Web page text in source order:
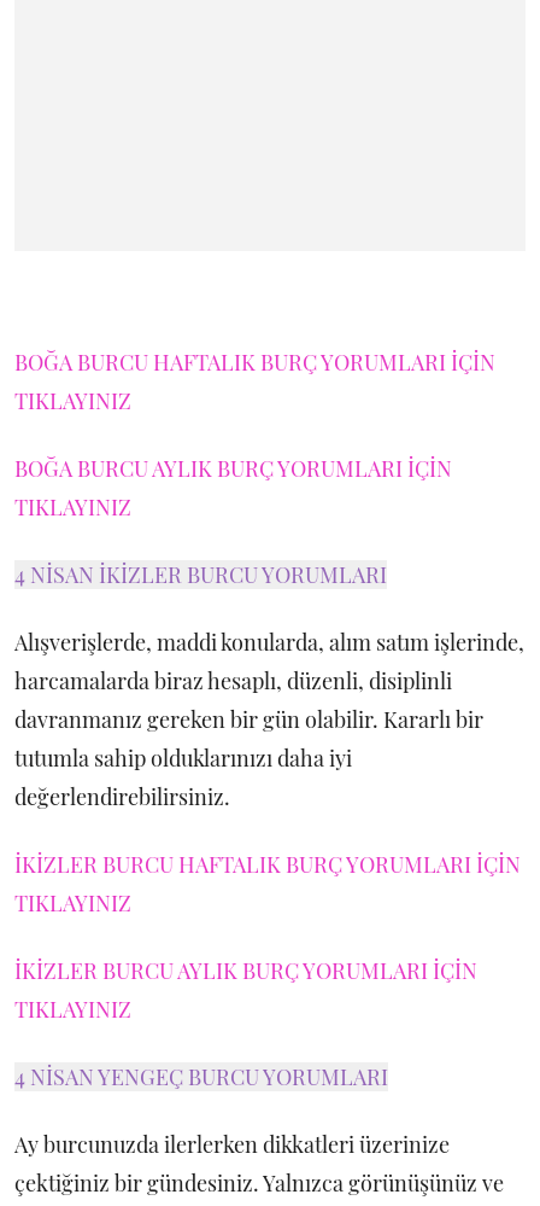
BOĞA BURCU HAFTALIK BURÇ YORUMLARI İÇİN
TIKLAYINIZ
BOĞA BURCU AYLIK BURÇ YORUMLARI İÇİN
TIKLAYINIZ
4 NİSAN İKİZLER BURCU YORUMLARI
Alışverişlerde, maddi konularda, alım satım işlerinde,
harcamalarda biraz hesaplı, düzenli, disiplinli
davranmanız gereken bir gün olabilir. Kararlı bir
tutumla sahip olduklarınızı daha iyi
değerlendirebilirsiniz.
İKİZLER BURCU HAFTALIK BURÇ YORUMLARI İÇİN
TIKLAYINIZ
İKİZLER BURCU AYLIK BURÇ YORUMLARI İÇİN
TIKLAYINIZ
4 NİSAN YENGEÇ BURCU YORUMLARI
Ay burcunuzda ilerlerken dikkatleri üzerinize
çektiğiniz bir gündesiniz. Yalnızca görünüşünüz ve